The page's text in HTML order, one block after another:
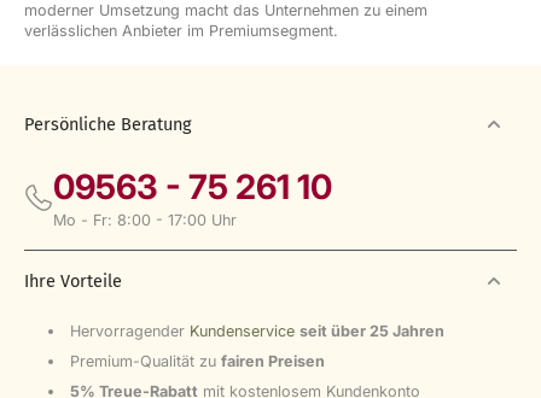
moderner Umsetzung macht das Unternehmen zu einem
verlässlichen Anbieter im Premiumsegment.
Persönliche Beratung
09563 - 75 261 10
Mo - Fr: 8:00 - 17:00 Uhr
Ihre Vorteile
Hervorragender Kundenservice seit über 25 Jahren
Premium-Qualität zu fairen Preisen
5% Treue-Rabattmit kostenlosem Kundenkonto